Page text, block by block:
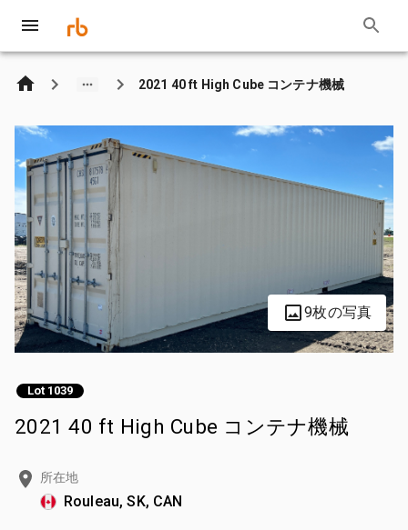
2021 40 ft High Cube コンテナ機械
9枚の写真
Lot 1039
2021 40 ft High Cube コンテナ機械
所在地
Rouleau, SK, CAN